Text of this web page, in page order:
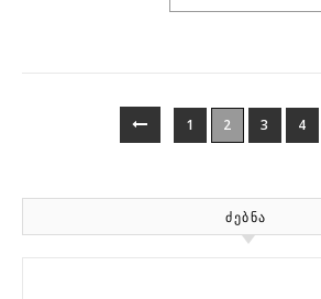
1 2 3 4
ᲫᲔᲑᲜᲐ